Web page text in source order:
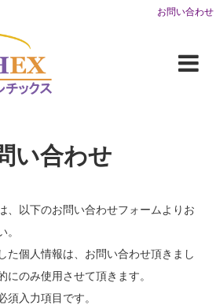
お問い合わせ
い合わせ
、以下のお問い合わせフォームよりお
。
た個人情報は、お問い合わせ頂きまし
にのみ使用させて頂きます。
須入力項目です。